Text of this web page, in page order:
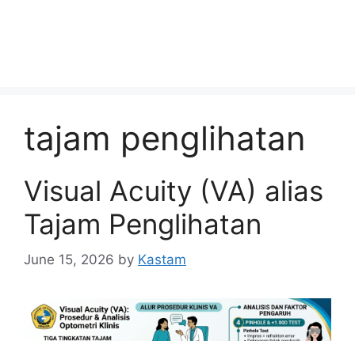
tajam penglihatan
Visual Acuity (VA) alias
Tajam Penglihatan
June 15, 2026 by Kastam